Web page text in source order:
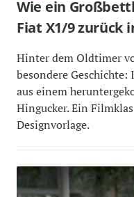
Wie ein
Fiat X1/9 zurück
Hinter dem Oldtimer
besondere
aus einem
Hingucker. Ein
Designvorlage.